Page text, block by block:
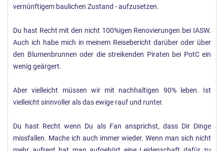
vernünftigem baulichen Zustand - aufzusetzen.
Du hast Recht mit den nicht 100%igen Renovierungen bei IASW.
Auch ich habe mich in meinem Reisebericht darüber oder über
den Blumenbrunnen oder die streikenden Piraten bei PotC ein
wenig geärgert.
Aber vielleicht müssen wir mit nachhaltigen 90% leben. Ist
vielleicht sinnvoller als das ewige rauf und runter.
Du hast Recht wenn Du als Fan ansprichst, dass Dir Dinge
missfallen. Mache ich auch immer wieder. Wenn man sich nicht